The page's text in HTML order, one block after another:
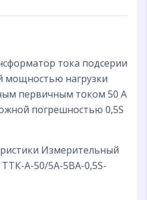
тока подсерии
мощностью нагрузки
первичным током 50 А
погрешностью 0,5S
Измерительный
А-50/5А-5ВА-0,5S-